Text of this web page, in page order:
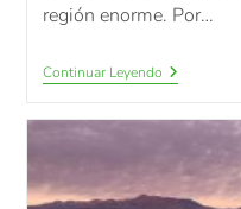
región enorme. Por…
Continuar Leyendo